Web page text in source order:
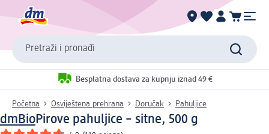
Pretraži i pronađi
Besplatna dostava za kupnju iznad 49 €
Početna Osviještena prehrana Doručak Pahuljice
dmBioPirove pahuljice – sitne, 500 g